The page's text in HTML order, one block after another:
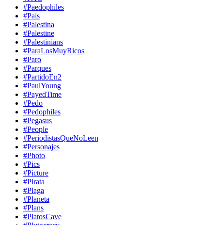
#Paedophiles
#Pais
#Palestina
#Palestine
#Palestinians
#ParaLosMuyRicos
#Paro
#Parques
#PartidoEn2
#PaulYoung
#PayedTime
#Pedo
#Pedophiles
#Pegasus
#People
#PeriodistasQueNoLeen
#Personajes
#Photo
#Pics
#Picture
#Pirata
#Plaga
#Planeta
#Plans
#PlatosCave